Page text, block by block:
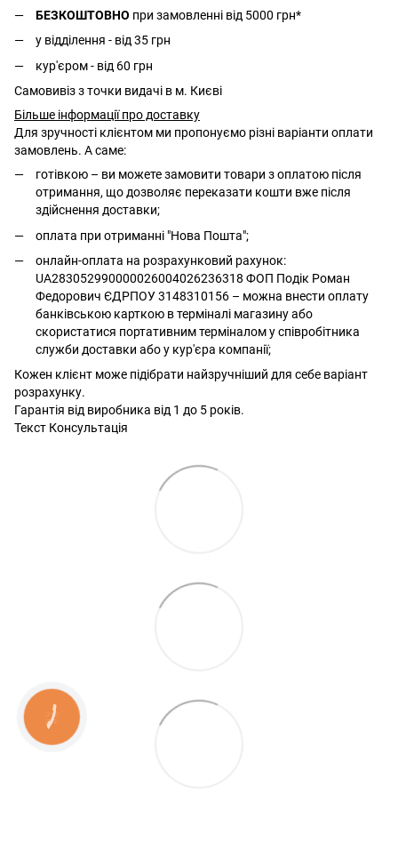
БЕЗКОШТОВНО при замовленні від 5000 грн*
у відділення - від 35 грн
кур'єром - від 60 грн
Самовивіз з точки видачі в м. Києві
Більше інформації про доставку
Для зручності клієнтом ми пропонуємо різні варіанти оплати
замовлень. А саме:
готівкою – ви можете замовити товари з оплатою після
отримання, що дозволяє переказати кошти вже після
здійснення доставки;
оплата при отриманні "Нова Пошта";
онлайн-оплата на розрахунковий рахунок:
UA283052990000026004026236318 ФОП Подік Роман
Федорович ЄДРПОУ 3148310156 – можна внести оплату
банківською карткою в терміналі магазину або
скористатися портативним терміналом у співробітника
служби доставки або у кур'єра компанії;
Кожен клієнт може підібрати найзручніший для себе варіант
розрахунку.
Гарантія від виробника від 1 до 5 років.
Текст Консультація
КНОПКА
ЗВ'ЯЗКУ